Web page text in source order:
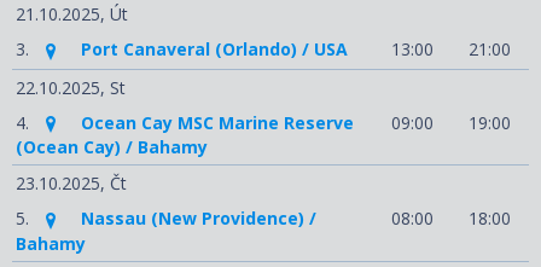
21.10.2025, Út
3.
Port Canaveral (Orlando) / USA 13:00
21:00
22.10.2025, St
4.
Ocean Cay MSC Marine Reserve
(Ocean Cay) / Bahamy
09:00 19:00
23.10.2025, Čt
5.
Nassau (New Providence) /
Bahamy
08:00 18:00